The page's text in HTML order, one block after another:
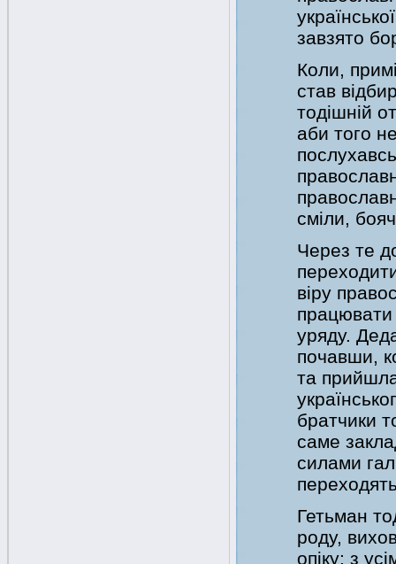
завзято
Коли,
став
тодішній
аби того
сміли,
Через те
віру
працювати
уряду.
почавши,
та
братчики
саме
силами
Гетьман
роду,
опіку; з